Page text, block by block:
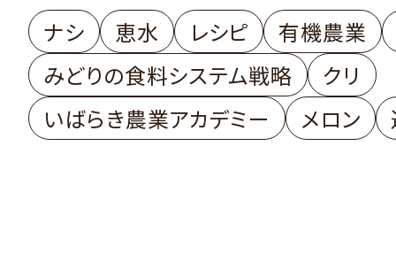
ナシ 恵水 レシピ
有機農業
みどりの食料システム戦略
クリ
いばらき農業アカデミー
メロン